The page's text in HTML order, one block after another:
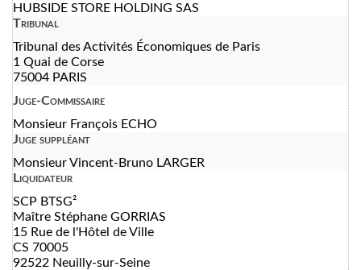
HUBSIDE STORE HOLDING SAS
Tribunal
Tribunal des Activités Économiques de Paris
1 Quai de Corse
75004 PARIS
Juge-Commissaire
Monsieur François ECHO
Juge suppléant
Monsieur Vincent-Bruno LARGER
Liquidateur
SCP BTSG²
Maître Stéphane GORRIAS
15 Rue de l'Hôtel de Ville
CS 70005
92522 Neuilly-sur-Seine